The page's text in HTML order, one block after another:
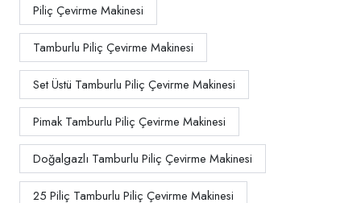
Piliç Çevirme Makinesi
Tamburlu Piliç Çevirme Makinesi
Set Üstü Tamburlu Piliç Çevirme Makinesi
Pimak Tamburlu Piliç Çevirme Makinesi
Doğalgazlı Tamburlu Piliç Çevirme Makinesi
25 Piliç Tamburlu Piliç Çevirme Makinesi